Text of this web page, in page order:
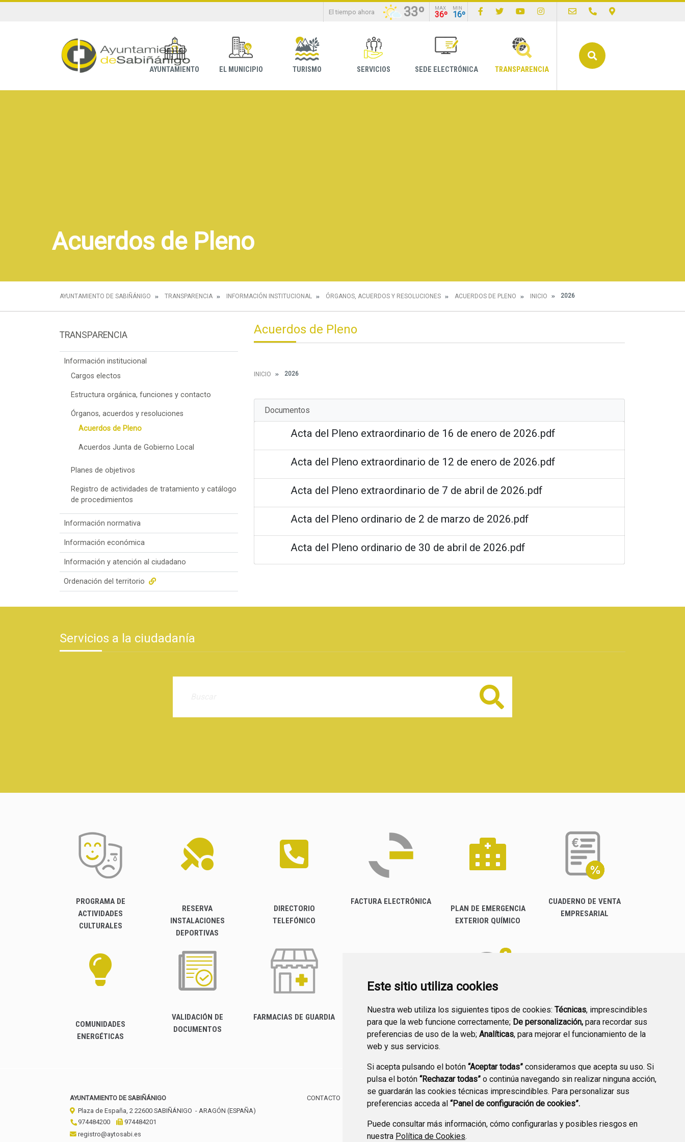
Este sitio utiliza cookies
Nuestra web utiliza los siguientes tipos de cookies: Técnicas, imprescindibles
para que la web funcione correctamente; De personalización, para recordar sus
preferencias de uso de la web; Analíticas, para mejorar el funcionamiento de la
web y sus servicios.
Si acepta pulsando el botón “Aceptar todas” consideramos que acepta su uso. Si
pulsa el botón “Rechazar todas” o continúa navegando sin realizar ninguna acción,
se guardarán las cookies técnicas imprescindibles. Para personalizar sus
preferencias acceda al “Panel de configuración de cookies”.
Puede consultar más información, cómo configurarlas y posibles riesgos en
nuestra Política de Cookies.
El tiempo ahora 33º MAX
36º
MIN
16º
AYUNTAMIENTO EL MUNICIPIO TURISMO SERVICIOS SEDE ELECTRÓNICA TRANSPARENCIA
Acuerdos de Pleno
AYUNTAMIENTO DE SABIÑÁNIGO TRANSPARENCIA INFORMACIÓN INSTITUCIONAL ÓRGANOS, ACUERDOS Y RESOLUCIONES ACUERDOS DE PLENO INICIO 2026
TRANSPARENCIA
Información institucional
Cargos electos
Estructura orgánica, funciones y contacto
Órganos, acuerdos y resoluciones
Acuerdos de Pleno
Acuerdos Junta de Gobierno Local
Planes de objetivos
Registro de actividades de tratamiento y catálogo
de procedimientos
Información normativa
Información económica
Información y atención al ciudadano
Ordenación del territorio
Acuerdos de Pleno
INICIO 2026
Documentos
Acta del Pleno extraordinario de 16 de enero de 2026.pdf
Acta del Pleno extraordinario de 12 de enero de 2026.pdf
Acta del Pleno extraordinario de 7 de abril de 2026.pdf
Acta del Pleno ordinario de 2 de marzo de 2026.pdf
Acta del Pleno ordinario de 30 de abril de 2026.pdf
Servicios a la ciudadanía
Buscar
PROGRAMA DE
ACTIVIDADES
CULTURALES
RESERVA
INSTALACIONES
DEPORTIVAS
DIRECTORIO
TELEFÓNICO
FACTURA ELECTRÓNICA
PLAN DE EMERGENCIA
EXTERIOR QUÍMICO
CUADERNO DE VENTA
EMPRESARIAL
COMUNIDADES
ENERGÉTICAS
VALIDACIÓN DE
DOCUMENTOS
FARMACIAS DE GUARDIA
CANAL YOUTUBE
PREGUNTAS
FRECUENTES
PLAN DE ACCIÓN LOCAL
2030
AYUNTAMIENTO DE SABIÑÁNIGO
Plaza de España, 2 22600 SABIÑÁNIGO - ARAGÓN (ESPAÑA)
974484200
974484201
registro@aytosabi.es
CONTACTO POLÍTICA DE PRIVACIDAD POLÍTICA DE COOKIES